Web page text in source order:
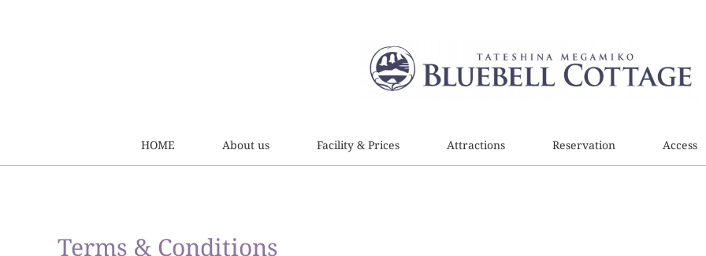
HOME About us Facility & Prices Attractions Reservation Access
Terms & Conditions